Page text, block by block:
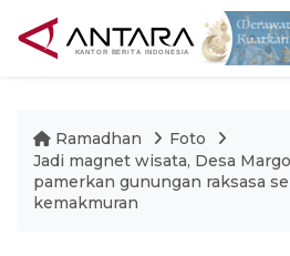
Ramadhan
Foto
Jadi magnet wisata, Desa
pamerkan gunungan raksasa
kemakmuran